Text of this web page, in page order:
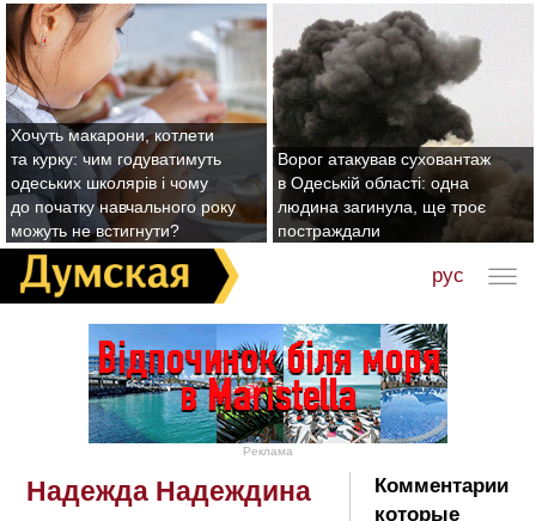
Хочуть макарони, котлети
та курку: чим годуватимуть
одеських школярів і чому
до початку навчального року
можуть не встигнути?
Ворог атакував суховантаж
в Одеській області: одна
людина загинула, ще троє
постраждали
рус
Реклама
Нaдeждa Нaдeждинa
Комментарии
которые